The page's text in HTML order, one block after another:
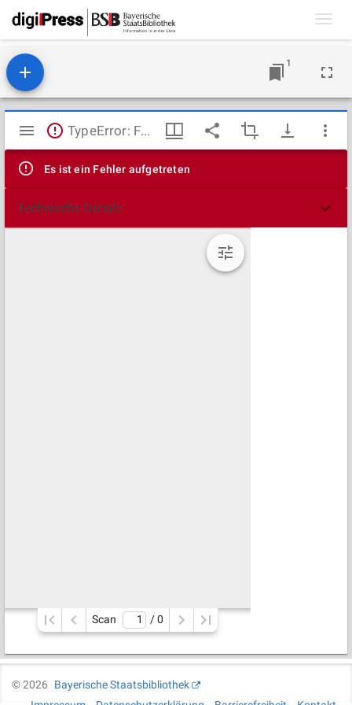
1
Mirador
Viewer
TypeError: Failed to fetch
Es ist ein Fehler aufgetreten
Technische Details
Scan / 0
©2026
Bayerische Staatsbibliothek